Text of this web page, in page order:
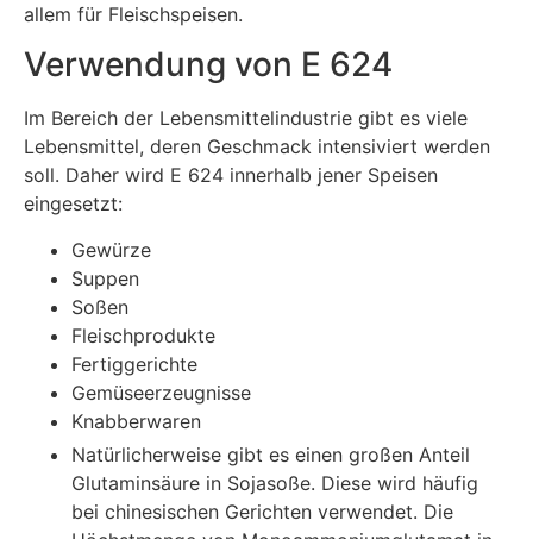
allem für Fleischspeisen.
Verwendung von E 624
Im Bereich der Lebensmittelindustrie gibt es viele
Lebensmittel, deren Geschmack intensiviert werden
soll. Daher wird E 624 innerhalb jener Speisen
eingesetzt:
Gewürze
Suppen
Soßen
Fleischprodukte
Fertiggerichte
Gemüseerzeugnisse
Knabberwaren
Natürlicherweise gibt es einen großen Anteil
Glutaminsäure in Sojasoße. Diese wird häufig
bei chinesischen Gerichten verwendet. Die